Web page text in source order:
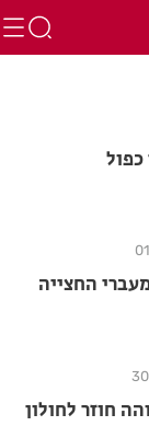
כפול
החצייה
חוזר לחולון